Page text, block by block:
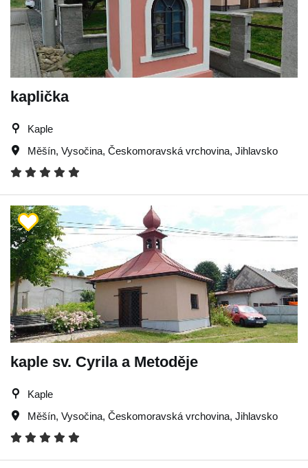
kaplička
Kaple
Měšín, Vysočina, Českomoravská vrchovina, Jihlavsko
kaple sv. Cyrila a Metoděje
Kaple
Měšín, Vysočina, Českomoravská vrchovina, Jihlavsko